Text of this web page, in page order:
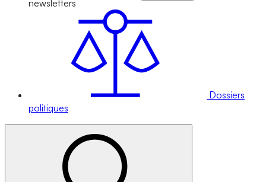
newsletters
Dossiers
politiques